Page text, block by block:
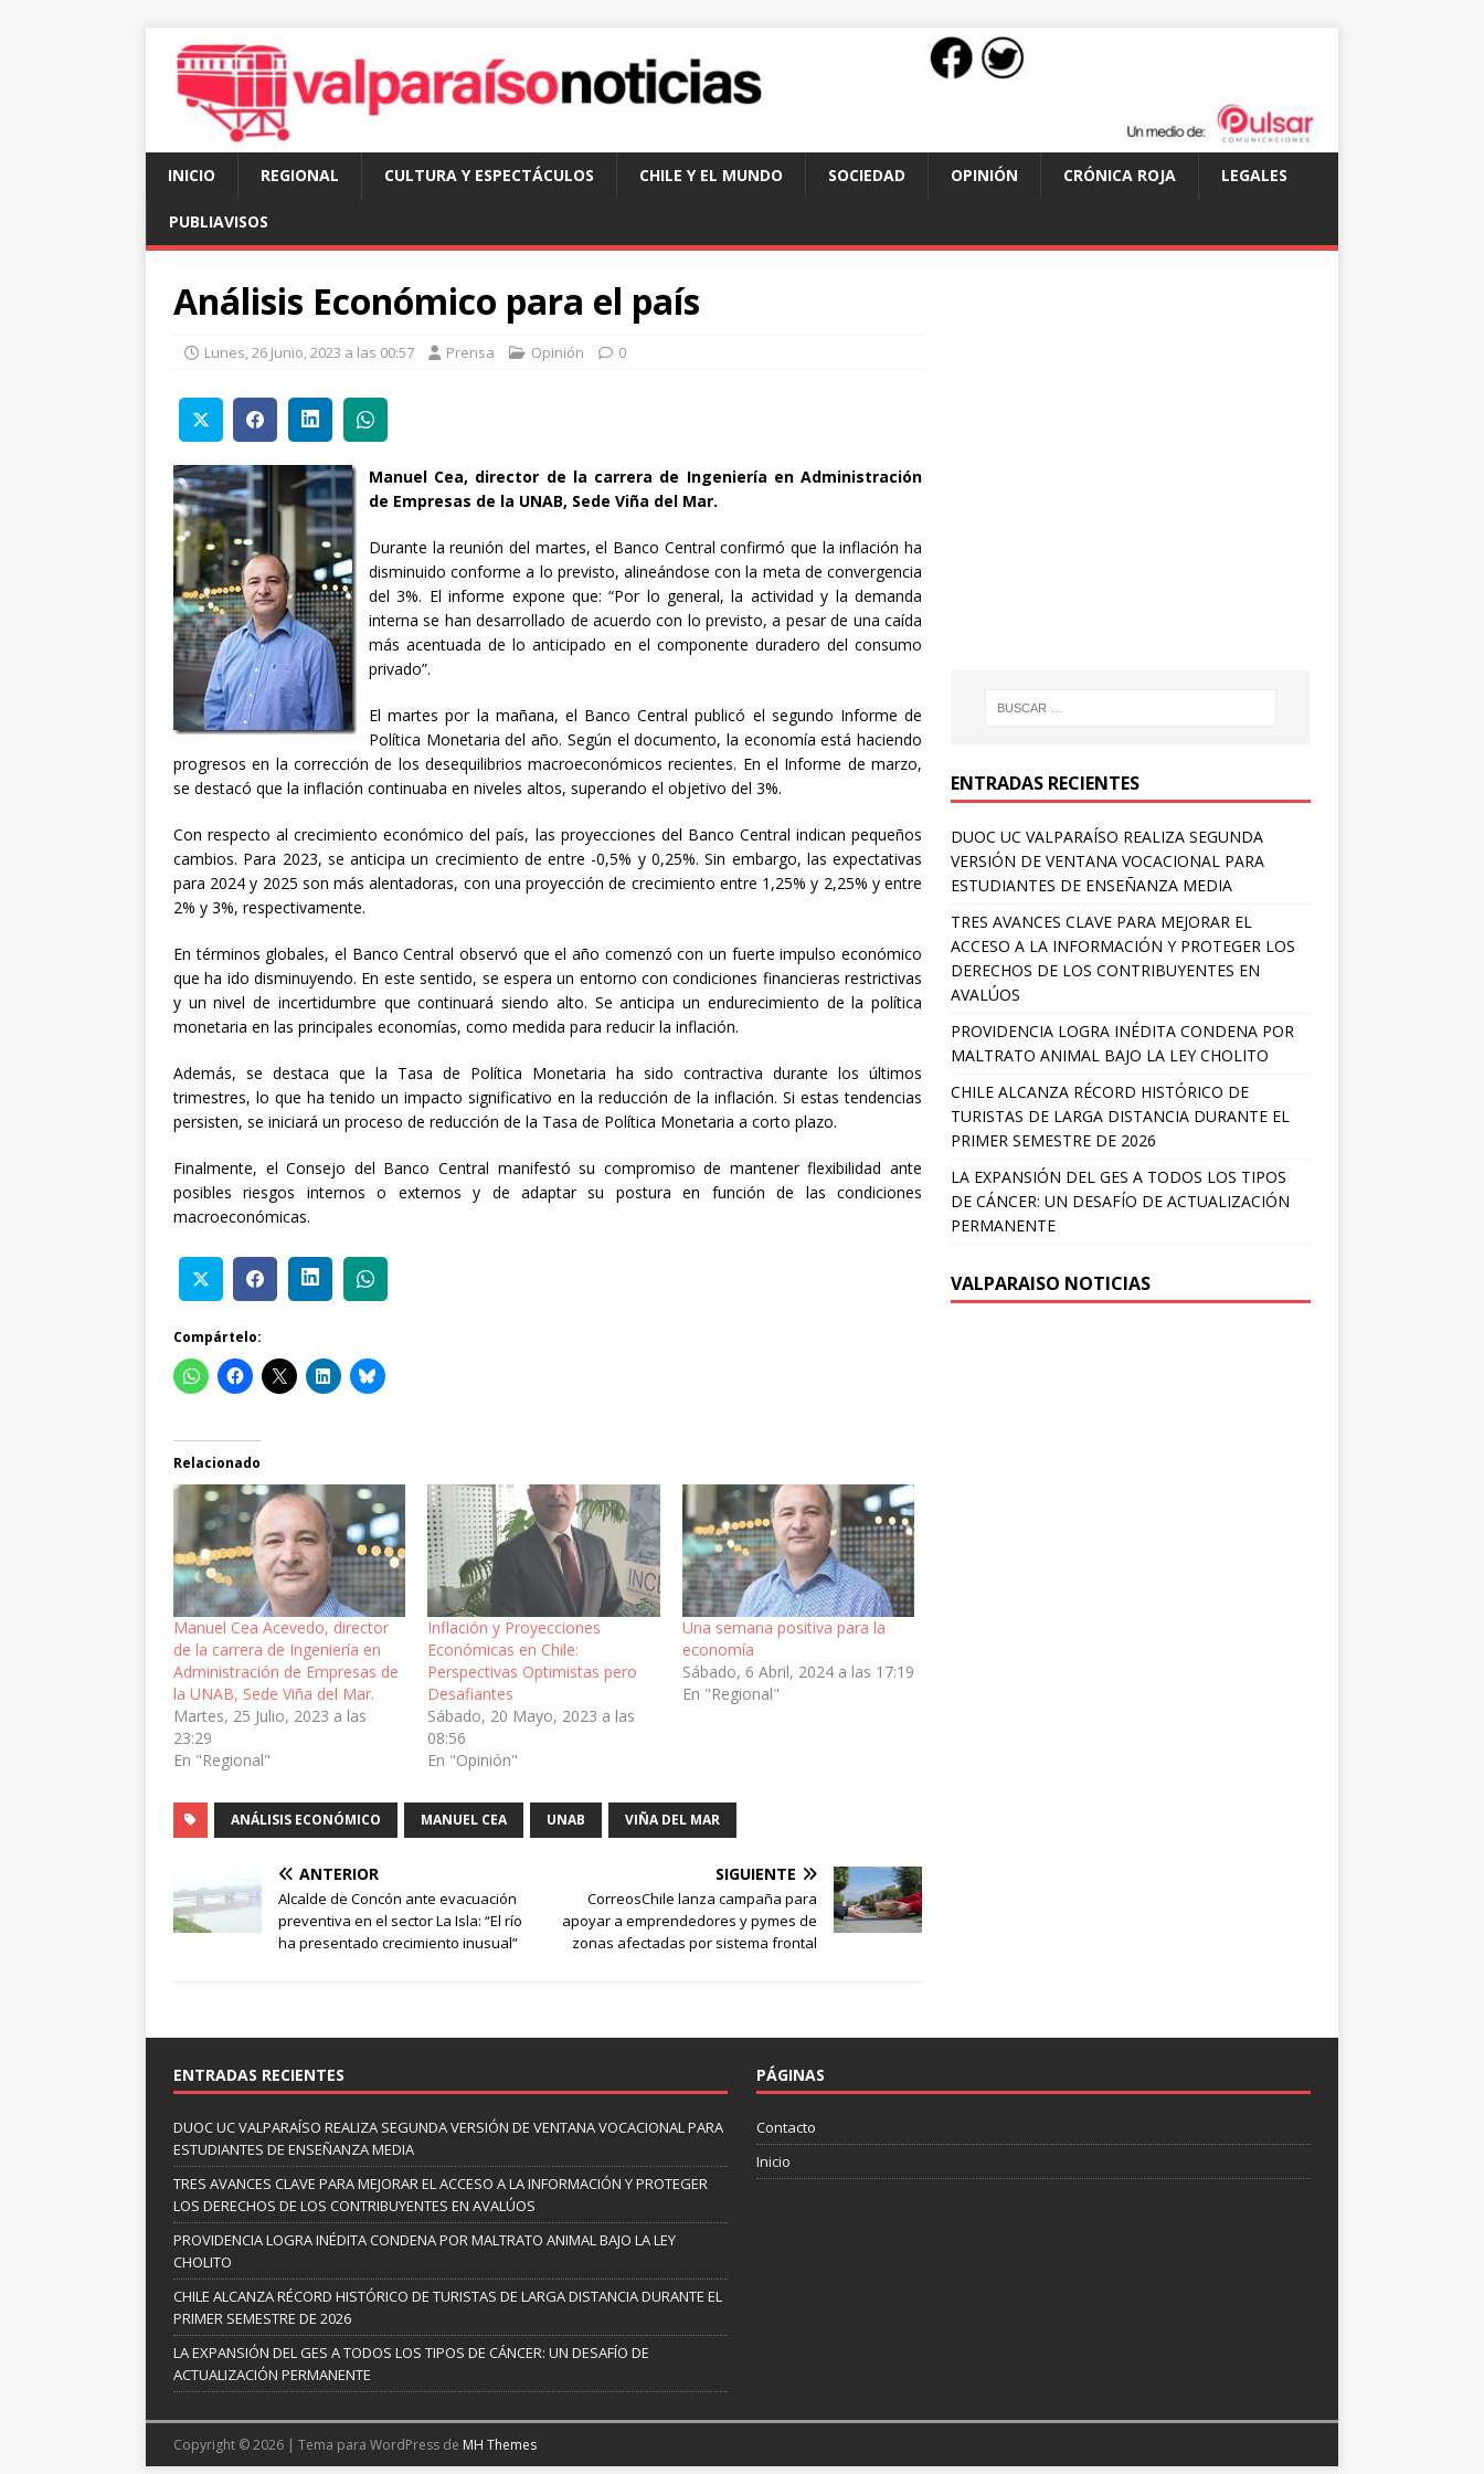
INICIO REGIONAL CULTURA Y ESPECTÁCULOS CHILE Y EL MUNDO SOCIEDAD OPINIÓN CRÓNICA ROJA LEGALES
PUBLIAVISOS
Análisis Económico para el país
Lunes, 26 Junio, 2023 a las 00:57 Prensa Opinión 0
Manuel Cea, director de la carrera de Ingeniería en Administración
de Empresas de la UNAB, Sede Viña del Mar.
Durante la reunión del martes, el Banco Central confirmó que la inflación ha
disminuido conforme a lo previsto, alineándose con la meta de convergencia
del 3%. El informe expone que: “Por lo general, la actividad y la demanda
interna se han desarrollado de acuerdo con lo previsto, a pesar de una caída
más acentuada de lo anticipado en el componente duradero del consumo
privado”.
El martes por la mañana, el Banco Central publicó el segundo Informe de
Política Monetaria del año. Según el documento, la economía está haciendo
progresos en la corrección de los desequilibrios macroeconómicos recientes. En el Informe de marzo,
se destacó que la inflación continuaba en niveles altos, superando el objetivo del 3%.
Con respecto al crecimiento económico del país, las proyecciones del Banco Central indican pequeños
cambios. Para 2023, se anticipa un crecimiento de entre -0,5% y 0,25%. Sin embargo, las expectativas
para 2024 y 2025 son más alentadoras, con una proyección de crecimiento entre 1,25% y 2,25% y entre
2% y 3%, respectivamente.
En términos globales, el Banco Central observó que el año comenzó con un fuerte impulso económico
que ha ido disminuyendo. En este sentido, se espera un entorno con condiciones financieras restrictivas
y un nivel de incertidumbre que continuará siendo alto. Se anticipa un endurecimiento de la política
monetaria en las principales economías, como medida para reducir la inflación.
Además, se destaca que la Tasa de Política Monetaria ha sido contractiva durante los últimos
trimestres, lo que ha tenido un impacto significativo en la reducción de la inflación. Si estas tendencias
persisten, se iniciará un proceso de reducción de la Tasa de Política Monetaria a corto plazo.
Finalmente, el Consejo del Banco Central manifestó su compromiso de mantener flexibilidad ante
posibles riesgos internos o externos y de adaptar su postura en función de las condiciones
macroeconómicas.
Compártelo:
Relacionado
Manuel Cea Acevedo, director
de la carrera de Ingeniería en
Administración de Empresas de
la UNAB, Sede Viña del Mar.
Martes, 25 Julio, 2023 a las
23:29
En "Regional"
Inflación y Proyecciones
Económicas en Chile:
Perspectivas Optimistas pero
Desafiantes
Sábado, 20 Mayo, 2023 a las
08:56
En "Opinión"
Una semana positiva para la
economía
Sábado, 6 Abril, 2024 a las 17:19
En "Regional"
ANÁLISIS ECONÓMICO MANUEL CEA UNAB VIÑA DEL MAR
ANTERIOR
Alcalde de Concón ante evacuación
preventiva en el sector La Isla: “El río
ha presentado crecimiento inusual”
SIGUIENTE
CorreosChile lanza campaña para
apoyar a emprendedores y pymes de
zonas afectadas por sistema frontal
ENTRADAS RECIENTES
DUOC UC VALPARAÍSO REALIZA SEGUNDA
VERSIÓN DE VENTANA VOCACIONAL PARA
ESTUDIANTES DE ENSEÑANZA MEDIA
TRES AVANCES CLAVE PARA MEJORAR EL
ACCESO A LA INFORMACIÓN Y PROTEGER LOS
DERECHOS DE LOS CONTRIBUYENTES EN
AVALÚOS
PROVIDENCIA LOGRA INÉDITA CONDENA POR
MALTRATO ANIMAL BAJO LA LEY CHOLITO
CHILE ALCANZA RÉCORD HISTÓRICO DE
TURISTAS DE LARGA DISTANCIA DURANTE EL
PRIMER SEMESTRE DE 2026
LA EXPANSIÓN DEL GES A TODOS LOS TIPOS
DE CÁNCER: UN DESAFÍO DE ACTUALIZACIÓN
PERMANENTE
VALPARAISO NOTICIAS
ENTRADAS RECIENTES
DUOC UC VALPARAÍSO REALIZA SEGUNDA VERSIÓN DE VENTANA VOCACIONAL PARA
ESTUDIANTES DE ENSEÑANZA MEDIA
TRES AVANCES CLAVE PARA MEJORAR EL ACCESO A LA INFORMACIÓN Y PROTEGER
LOS DERECHOS DE LOS CONTRIBUYENTES EN AVALÚOS
PROVIDENCIA LOGRA INÉDITA CONDENA POR MALTRATO ANIMAL BAJO LA LEY
CHOLITO
CHILE ALCANZA RÉCORD HISTÓRICO DE TURISTAS DE LARGA DISTANCIA DURANTE EL
PRIMER SEMESTRE DE 2026
LA EXPANSIÓN DEL GES A TODOS LOS TIPOS DE CÁNCER: UN DESAFÍO DE
ACTUALIZACIÓN PERMANENTE
PÁGINAS
Contacto
Inicio
Copyright © 2026 | Tema para WordPress de MH Themes